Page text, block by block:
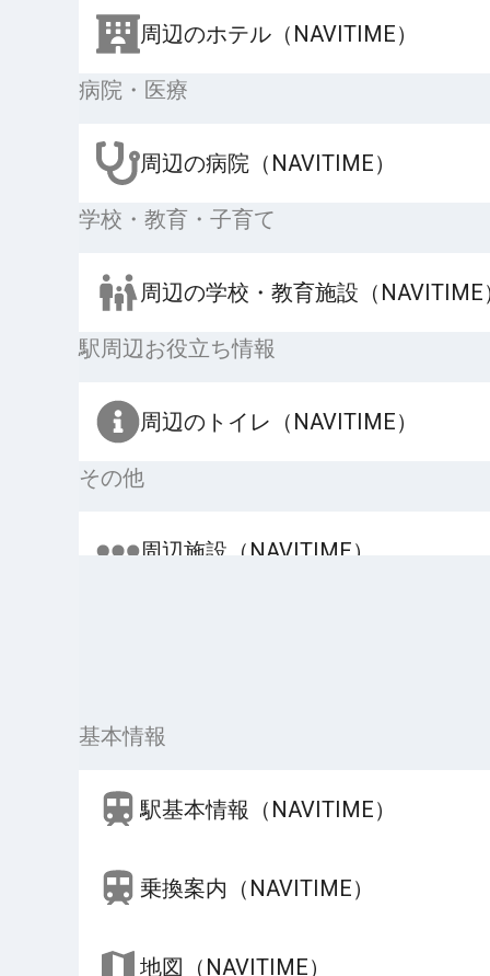
周辺のホテル（NAVITIME）
病院・医療
周辺の病院（NAVITIME）
学校・教育・子育て
周辺の学校・教育施設（NAVITIME
駅周辺お役立ち情報
周辺のトイレ（NAVITIME）
その他
周辺施設（NAVITIME）
基本情報
駅基本情報（NAVITIME）
乗換案内（NAVITIME）
地図（NAVITIME）